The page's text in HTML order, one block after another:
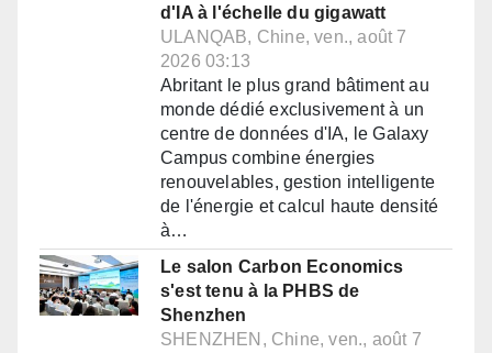
d'IA à l'échelle du gigawatt
ULANQAB, Chine, ven., août 7
2026 03:13
Abritant le plus grand bâtiment au
monde dédié exclusivement à un
centre de données d'IA, le Galaxy
Campus combine énergies
renouvelables, gestion intelligente
de l'énergie et calcul haute densité
à…
Le salon Carbon Economics
s'est tenu à la PHBS de
Shenzhen
SHENZHEN, Chine, ven., août 7